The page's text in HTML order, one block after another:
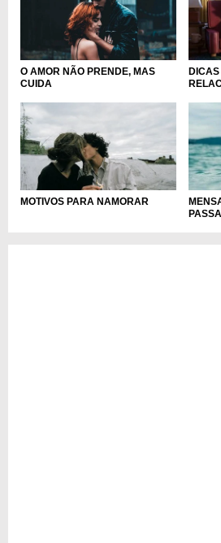
O AMOR NÃO PRENDE, MAS
CUIDA
MOTIVOS PARA NAMORAR